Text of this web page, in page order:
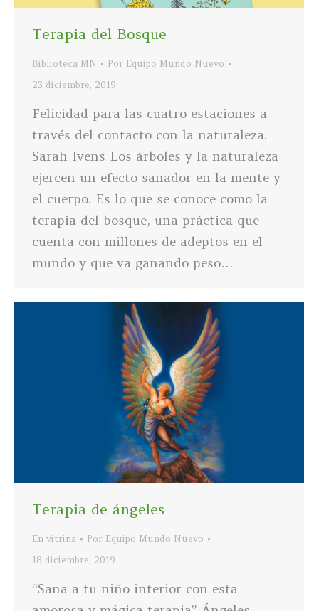
Terapia del Bosque
Biblioteca MN Por Equipo Mundo Nuevo
23 diciembre, 2019
Felicidad para las cuatro estaciones a
través del contacto con la naturaleza.
Sarah Ivens Los árboles y la naturaleza
ejercen un efecto sanador en la mente y
el cuerpo. Es lo que se conoce como la
terapia del bosque, una práctica que
cuenta con millones de adeptos en el
mundo y que va ganando peso…
Terapia de ángeles
En vitrina Por Equipo Mundo Nuevo
18 diciembre, 2019
“Sana a tu niño interior con esta